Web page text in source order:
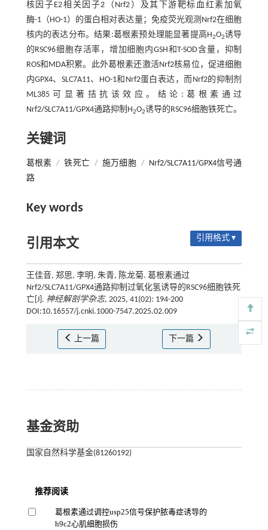
核因子E2相关因子2（Nrf2）及其下游靶标血红素加氧
酶-1（HO-1）的蛋白相对表达量；免疫荧光观测Nrf2在细胞
核内的表达分布。结果:葛根素预处理能显著提高H2O2诱导
的RSC96细胞存活率，增加细胞内GSH和T-SOD含量，抑制
ROS和MDA积累。此外葛根素还激活Nrf2核易位，促进细胞
内GPX4、SLC7A11、HO-1和Nrf2蛋白表达，而Nrf2的抑制剂
ML385可显著拮抗该效应。结论:葛根素通过
Nrf2/SLC7A11/GPX4通路抑制H2O2诱导的RSC96细胞铁死亡。
关键词
葛根素 / 铁死亡 / 施万细胞 /
Nrf2/SLC7A11/GPX4信号通
路
Key words
引用本文 引用格式 ▾
王佳音, 郑思, 李明, 朱青, 陈龙菊. 葛根素通过
Nrf2/SLC7A11/GPX4通路抑制过氧化氢诱导的RSC96细胞铁死
亡[J]. 神经解剖学杂志, 2025, 41(02): 194-200
DOI:10.16557/j.cnki.1000-7547.2025.02.009
上一篇 下一篇
基金资助
国家自然科学基金(81260192)